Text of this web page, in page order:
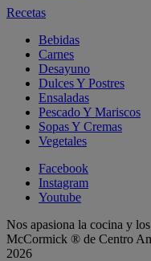
Recetas
Bebidas
Carnes
Desayuno
Dulces Y Postres
Ensaladas
Pescado Y Mariscos
Sopas Y Cremas
Vegetales
Facebook
Instagram
Youtube
Nos apasiona la cocina y
McCormick ® de Centro
2026